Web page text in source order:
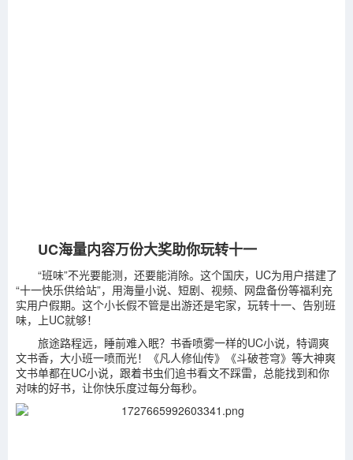
UC海量内容万份大奖助你玩转十一
“班味”不光要能测，还要能消除。这个国庆，UC为用户搭建了
“十一快乐供给站”，用海量小说、短剧、视频、网盘备份等福利充
实用户假期。这个小长假不管是出游还是宅家，玩转十一、告别班
味，上UC就够！
旅途路程远，睡前难入眠？书香喷雾一样的UC小说，特调爽
文书香，大小班一喷而光！《凡人修仙传》《斗破苍穹》等大神爽
文书单都在UC小说，跟着书虫们追书看文不踩雷，总能找到和你
对味的好书，让你快乐度过每分每秒。